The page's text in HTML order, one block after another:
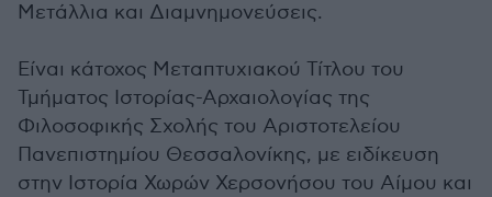
Μετάλλια και Διαμνημονεύσεις.
Είναι κάτοχος Μεταπτυχιακού Τίτλου του
Τμήματος Ιστορίας-Αρχαιολογίας της
Φιλοσοφικής Σχολής του Αριστοτελείου
Πανεπιστημίου Θεσσαλονίκης, με ειδίκευση
στην Ιστορία Χωρών Χερσονήσου του Αίμου και